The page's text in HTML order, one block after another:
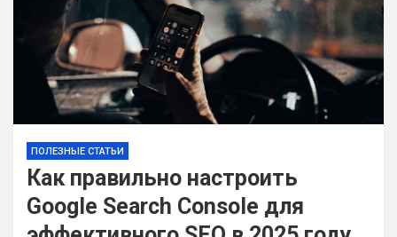
ПОЛЕЗНЫЕ СТАТЬИ
Как правильно настроить
Google Search Console для